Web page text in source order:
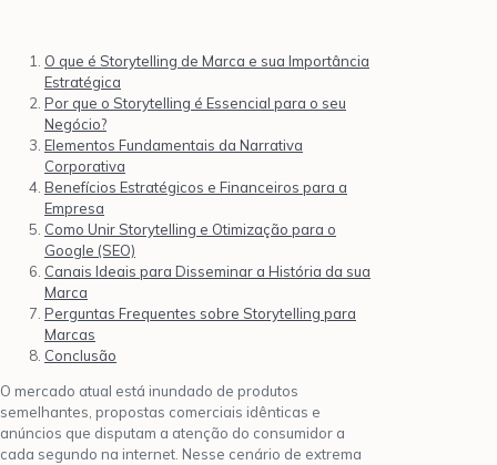
O que é Storytelling de Marca e sua Importância
Estratégica
Por que o Storytelling é Essencial para o seu
Negócio?
Elementos Fundamentais da Narrativa
Corporativa
Benefícios Estratégicos e Financeiros para a
Empresa
Como Unir Storytelling e Otimização para o
Google (SEO)
Canais Ideais para Disseminar a História da sua
Marca
Perguntas Frequentes sobre Storytelling para
Marcas
Conclusão
O mercado atual está inundado de produtos
semelhantes, propostas comerciais idênticas e
anúncios que disputam a atenção do consumidor a
cada segundo na internet. Nesse cenário de extrema